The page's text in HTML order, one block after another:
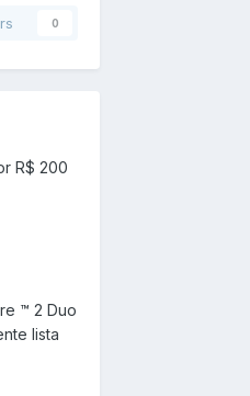
0
R$ 200
™ 2 Duo
lista